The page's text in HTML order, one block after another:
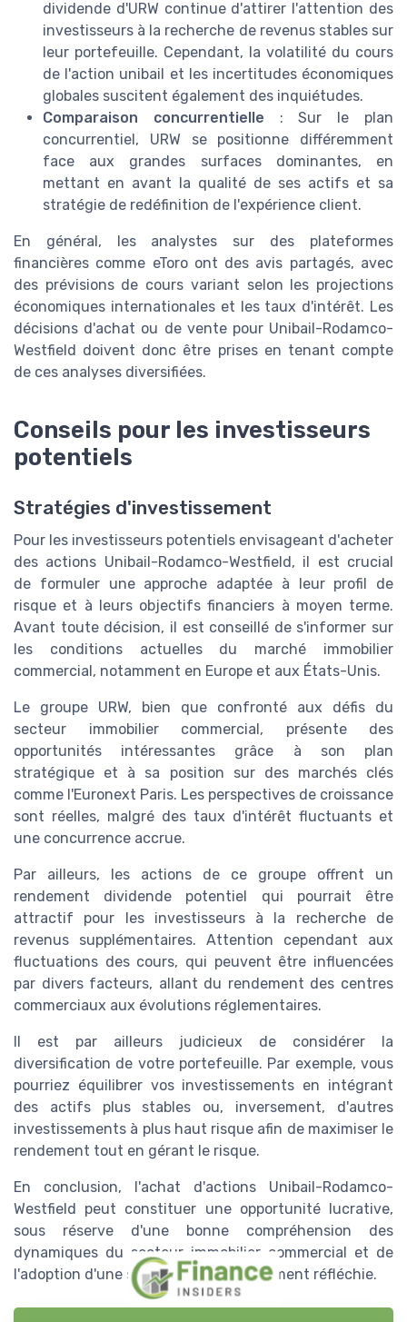
dividende d'URW continue d'attirer l'attention des
investisseurs à la recherche de revenus stables sur
leur portefeuille. Cependant, la volatilité du cours
de l'action unibail et les incertitudes économiques
globales suscitent également des inquiétudes.
Comparaison concurrentielle : Sur le plan
concurrentiel, URW se positionne différemment
face aux grandes surfaces dominantes, en
mettant en avant la qualité de ses actifs et sa
stratégie de redéfinition de l'expérience client.
En général, les analystes sur des plateformes
financières comme eToro ont des avis partagés, avec
des prévisions de cours variant selon les projections
économiques internationales et les taux d'intérêt. Les
décisions d'achat ou de vente pour Unibail-Rodamco-
Westfield doivent donc être prises en tenant compte
de ces analyses diversifiées.
Conseils pour les investisseurs
potentiels
Stratégies d'investissement
Pour les investisseurs potentiels envisageant d'acheter
des actions Unibail-Rodamco-Westfield, il est crucial
de formuler une approche adaptée à leur profil de
risque et à leurs objectifs financiers à moyen terme.
Avant toute décision, il est conseillé de s'informer sur
les conditions actuelles du marché immobilier
commercial, notamment en Europe et aux États-Unis.
Le groupe URW, bien que confronté aux défis du
secteur immobilier commercial, présente des
opportunités intéressantes grâce à son plan
stratégique et à sa position sur des marchés clés
comme l'Euronext Paris. Les perspectives de croissance
sont réelles, malgré des taux d'intérêt fluctuants et
une concurrence accrue.
Par ailleurs, les actions de ce groupe offrent un
rendement dividende potentiel qui pourrait être
attractif pour les investisseurs à la recherche de
revenus supplémentaires. Attention cependant aux
fluctuations des cours, qui peuvent être influencées
par divers facteurs, allant du rendement des centres
commerciaux aux évolutions réglementaires.
Il est par ailleurs judicieux de considérer la
diversification de votre portefeuille. Par exemple, vous
pourriez équilibrer vos investissements en intégrant
des actifs plus stables ou, inversement, d'autres
investissements à plus haut risque afin de maximiser le
rendement tout en gérant le risque.
En conclusion, l'achat d'actions Unibail-Rodamco-
Westfield peut constituer une opportunité lucrative,
sous réserve d'une bonne compréhension des
dynamiques du secteur immobilier commercial et de
l'adoption d'une stratégie d'investissement réfléchie.